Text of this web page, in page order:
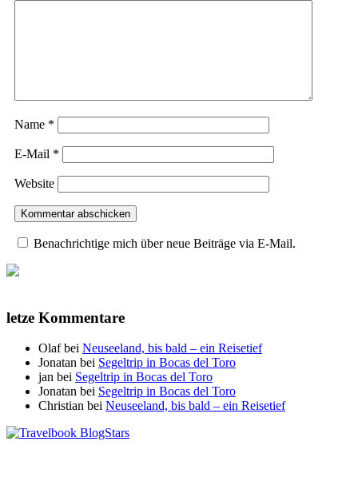
Name *
E-Mail *
Website
Benachrichtige mich über neue Beiträge via E-Mail.
letze Kommentare
Olafbei Neuseeland, bis bald – ein Reisetief
Jonatan bei Segeltrip in Bocas del Toro
jan bei Segeltrip in Bocas del Toro
Jonatan bei Segeltrip in Bocas del Toro
Christian bei Neuseeland, bis bald – ein Reisetief